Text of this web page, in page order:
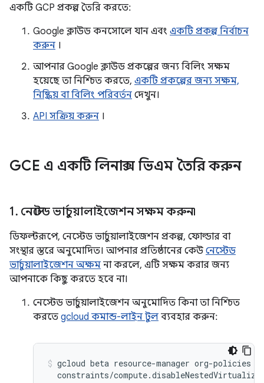
একটি GCP প্রকল্প তৈরি করতে:
Google ক্লাউড কনসোলে যান এবং একটি প্রকল্প নির্বাচন
করুন ।
আপনার Google ক্লাউড প্রকল্পের জন্য বিলিং সক্ষম
হয়েছে তা নিশ্চিত করতে, একটি প্রকল্পের জন্য সক্ষম,
নিষ্ক্রিয় বা বিলিং পরিবর্তন দেখুন।
API সক্রিয় করুন ।
GCE এ একটি লিনাক্স ভিএম তৈরি করুন
1. নেস্টেড ভার্চুয়ালাইজেশন সক্ষম করুন৷
ডিফল্টরূপে, নেস্টেড ভার্চুয়ালাইজেশন প্রকল্প, ফোল্ডার বা
সংস্থার স্তরে অনুমোদিত। আপনার প্রতিষ্ঠানের কেউ নেস্টেড
ভার্চুয়ালাইজেশন অক্ষম না করলে, এটি সক্ষম করার জন্য
আপনাকে কিছু করতে হবে না।
নেস্টেড ভার্চুয়ালাইজেশন অনুমোদিত কিনা তা নিশ্চিত
করতে gcloud কমান্ড-লাইন টুল ব্যবহার করুন:
gcloud beta resource-manager org-policies